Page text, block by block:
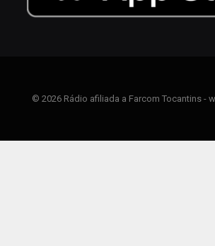
© 2026 Rádio afiliada a Farcom Tocantins -